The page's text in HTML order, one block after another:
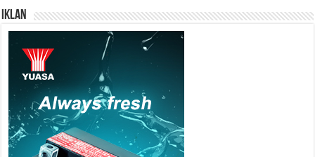
IKLAN